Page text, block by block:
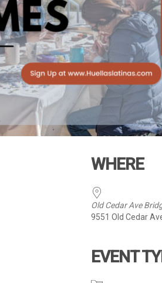
WHERE
Old Cedar Ave
9551 Old Cedar
EVENT